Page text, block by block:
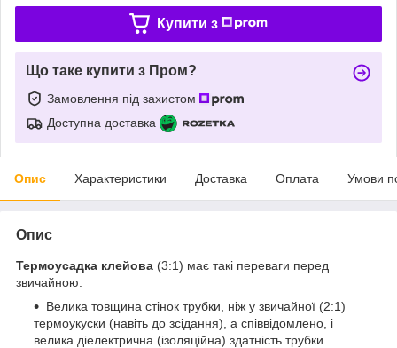
Купити з
Що таке купити з Пром?
Замовлення під захистом
Доступна доставка
Опис Характеристики Доставка Оплата Умови
Опис
Термоусадка клейова (3:1) має такі переваги перед
звичайною:
Велика товщина стінок трубки, ніж у звичайної (2:1)
термоукуски (навіть до зсідання), а співвідомлено, і
велика діелектрична (ізоляційна) здатність трубки